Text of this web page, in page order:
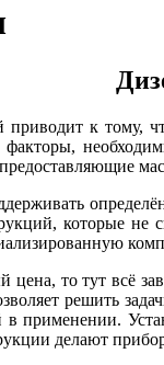
к тому,
которые
цена, то тут всё
решить
в применении.
делают